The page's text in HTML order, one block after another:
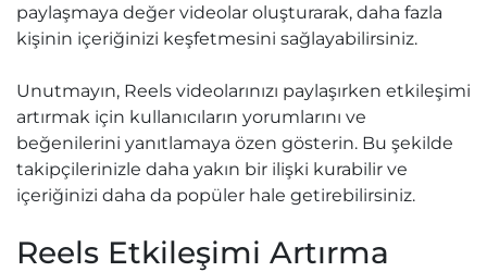
paylaşmaya değer videolar oluşturarak, daha fazla
kişinin içeriğinizi keşfetmesini sağlayabilirsiniz.
Unutmayın, Reels videolarınızı paylaşırken etkileşimi
artırmak için kullanıcıların yorumlarını ve
beğenilerini yanıtlamaya özen gösterin. Bu şekilde
takipçilerinizle daha yakın bir ilişki kurabilir ve
içeriğinizi daha da popüler hale getirebilirsiniz.
Reels Etkileşimi Artırma